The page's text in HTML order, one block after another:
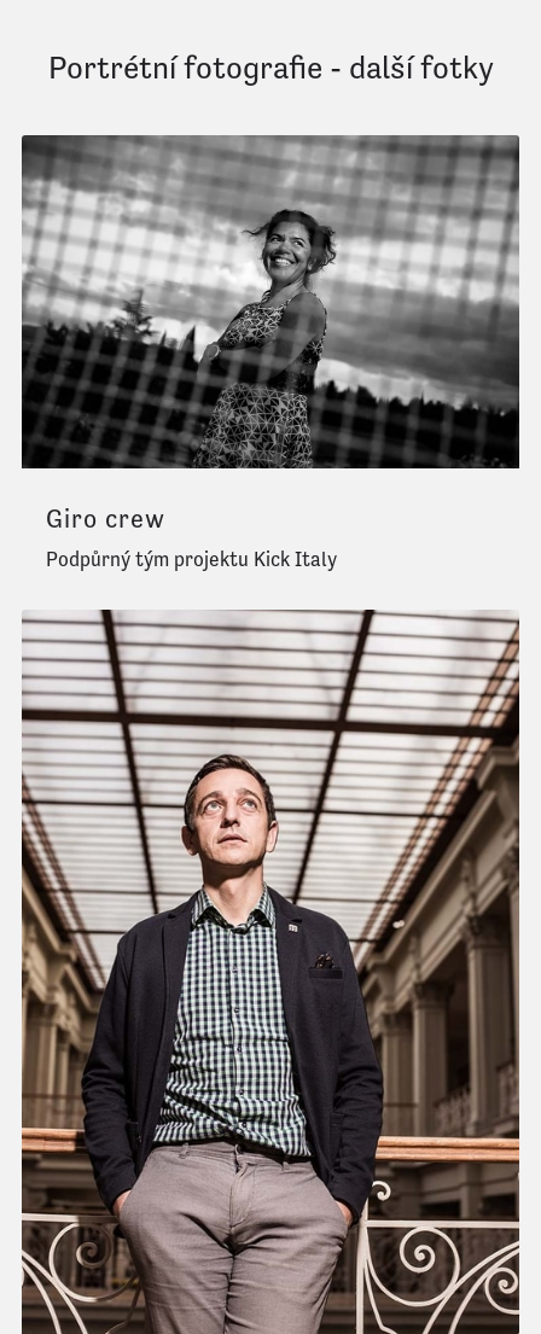
Portrétní fotografie - další fotky
Giro crew
Podpůrný tým projektu Kick Italy